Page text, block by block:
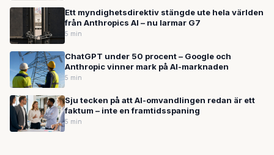
Ett myndighetsdirektiv stängde ute hela världen
från Anthropics AI – nu larmar G7
5 min
ChatGPT under 50 procent – Google och
Anthropic vinner mark på AI-marknaden
5 min
Sju tecken på att AI-omvandlingen redan är ett
faktum – inte en framtidsspaning
5 min